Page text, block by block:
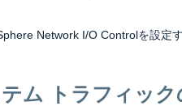
Network I/O Controlを設定
ム トラフィッ